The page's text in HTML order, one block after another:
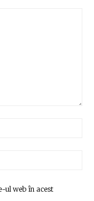
ul web în acest